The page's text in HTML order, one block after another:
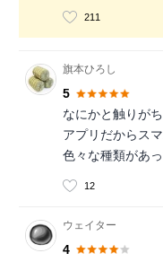
211
旗本ひろし
5
なにかと触りが
アプリだからス
色々な種類があ
12
ウェイター
4